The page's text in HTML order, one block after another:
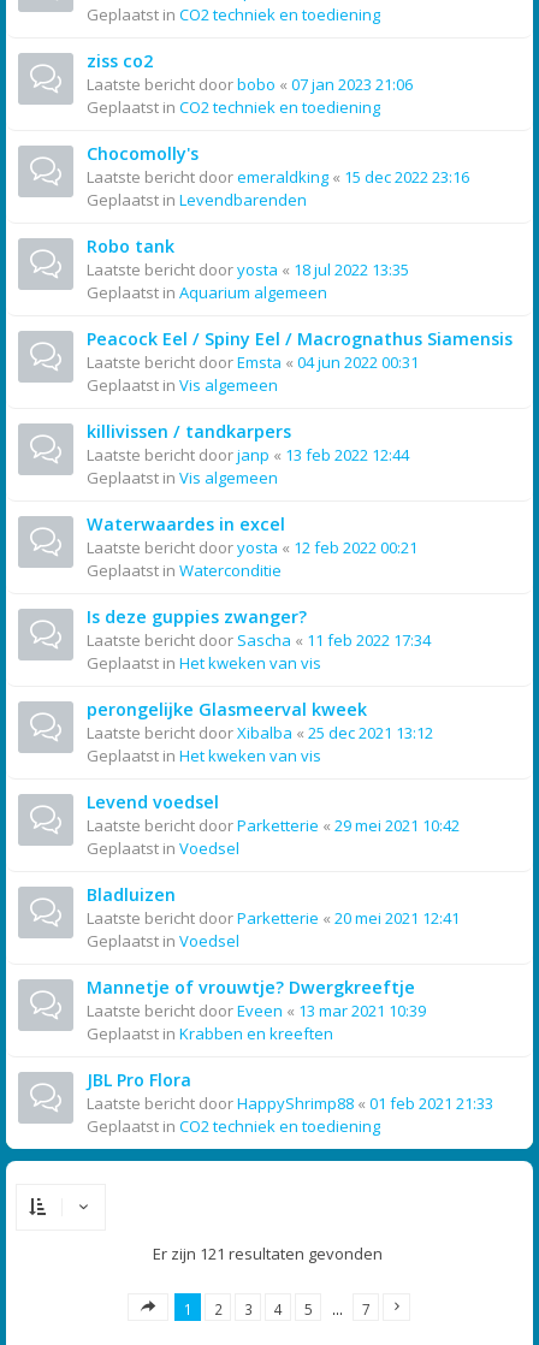
Geplaatst in CO2 techniek en toediening
ziss co2
Laatste bericht doorbobo « 07 jan 2023 21:06
Geplaatst in CO2 techniek en toediening
Chocomolly's
Laatste bericht dooremeraldking « 15 dec 2022 23:16
Geplaatst in Levendbarenden
Robo tank
Laatste bericht dooryosta « 18 jul 2022 13:35
Geplaatst in Aquarium algemeen
Peacock Eel / Spiny Eel / Macrognathus Siamensis
Laatste bericht doorEmsta « 04 jun 2022 00:31
Geplaatst in Vis algemeen
killivissen / tandkarpers
Laatste bericht doorjanp « 13 feb 2022 12:44
Geplaatst in Vis algemeen
Waterwaardes in excel
Laatste bericht dooryosta « 12 feb 2022 00:21
Geplaatst in Waterconditie
Is deze guppies zwanger?
Laatste bericht door Sascha « 11 feb 2022 17:34
Geplaatst in Het kweken van vis
perongelijke Glasmeerval kweek
Laatste bericht doorXibalba « 25 dec 2021 13:12
Geplaatst in Het kweken van vis
Levend voedsel
Laatste bericht doorParketterie « 29 mei 2021 10:42
Geplaatst in Voedsel
Bladluizen
Laatste bericht doorParketterie « 20 mei 2021 12:41
Geplaatst in Voedsel
Mannetje of vrouwtje? Dwergkreeftje
Laatste bericht doorEveen « 13 mar 2021 10:39
Geplaatst in Krabben en kreeften
JBL Pro Flora
Laatste bericht doorHappyShrimp88 « 01 feb 2021 21:33
Geplaatst in CO2 techniek en toediening
Er zijn 121 resultaten gevonden
1 2 3 4 5 … 7